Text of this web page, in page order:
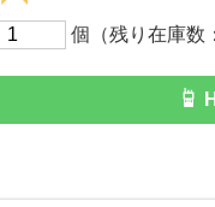
個（残り在庫数